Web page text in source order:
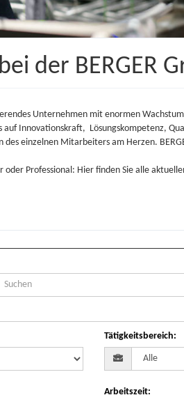
der BERGER
Unternehmen mit enormen
auf Innovationskraft, Lösungskompetenz,
einzelnen Mitarbeiters am Herzen.
Professional: Hier finden Sie alle
Tätigkeitsbereich:
Arbeitszeit: